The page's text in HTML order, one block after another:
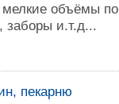
объёмы по
заборы и.т.д...
пекарню